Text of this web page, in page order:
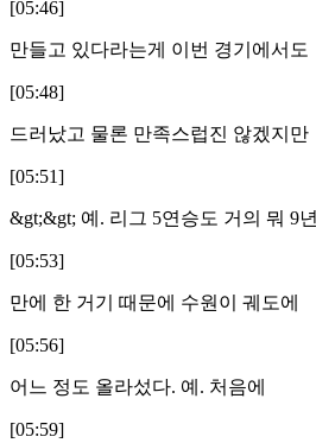
[05:46]
만들고 있다라는게 이번 경기에서도
[05:48]
드러났고 물론 만족스럽진 않겠지만
[05:51]
&gt;&gt; 예. 리그 5연승도 거의 뭐 9년
[05:53]
만에 한 거기 때문에 수원이 궤도에
[05:56]
어느 정도 올라섰다. 예. 처음에
[05:59]